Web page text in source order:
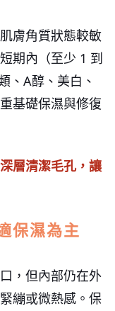
膚角質狀態較敏
期內（至少 1 到
、A醇、美白、
基礎保濕與修復
層清潔毛孔，讓
保濕為主
，但內部仍在外
繃或微熱感。保